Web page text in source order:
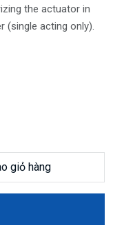
the actuator in
(single acting only).
giỏ hàng